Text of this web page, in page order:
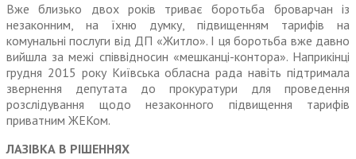
Вже близько двох років триває боротьба броварчан із
незакон­ним, на їхню думку, підвищенням тарифів на
комунальні послуги від ДП «Житло». І ця боротьба вже давно
вийшла за межі спів­відносин «мешканці-контора». Наприкінці
грудня 2015 року Київська обласна рада навіть підтримала
звернення депутата до прокуратури для проведення
розслідування щодо незаконного підвищення тарифів
приватним ЖЕКом.
ЛАЗІВКА В РІШЕННЯХ